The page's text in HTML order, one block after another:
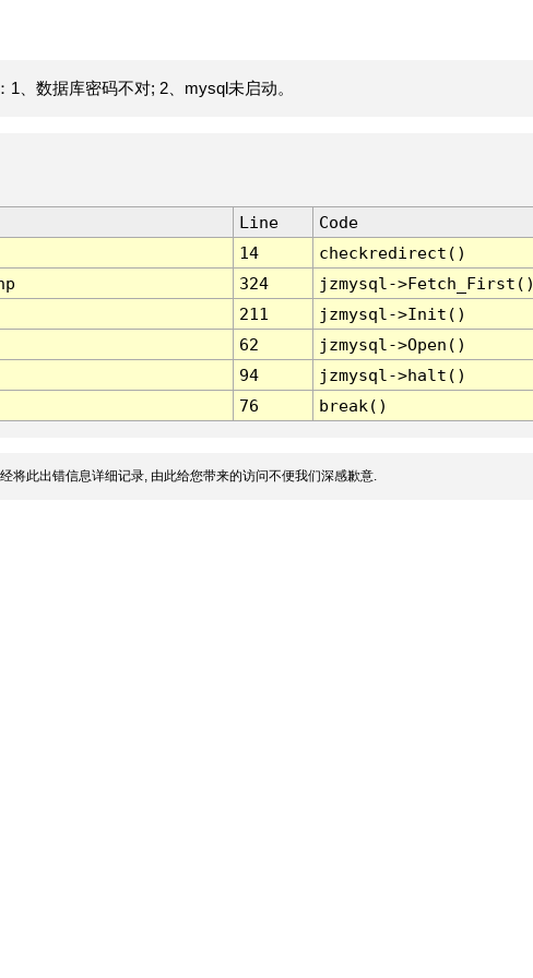
、数据库密码不对; 2、mysql未启动。
Line
Code
14
checkredirect()
324
jzmysql-
211
jzmysql->Init()
62
jzmysql->Open()
94
jzmysql->halt()
76 break()
将此出错信息详细记录, 由此给您带来的访问不便我们深感歉意.